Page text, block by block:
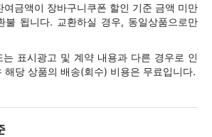
여금액이 장바구니쿠폰 할인 기준 금액 미만
불 됩니다. 교환하실 경우, 동일상품으로만
표시광고 및 계약 내용과 다른 경우로 인
해당 상품의 배송(회수) 비용은 무료입니다.